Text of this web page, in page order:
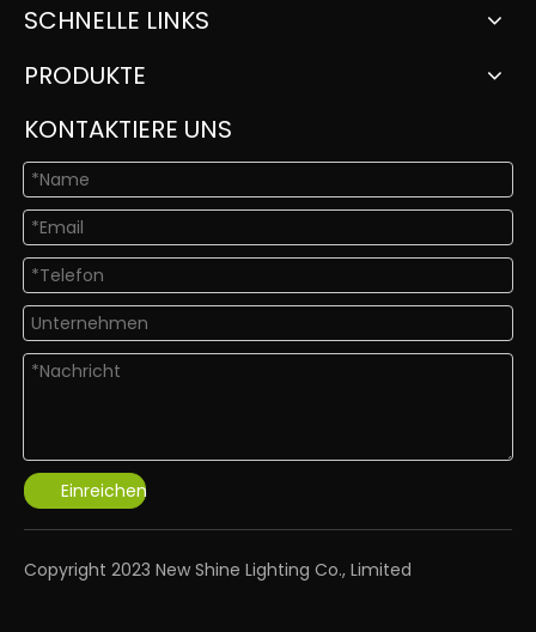
SCHNELLE LINKS
PRODUKTE
KONTAKTIERE UNS
Einreichen
​Copyright 2023 New Shine Lighting Co., Limited